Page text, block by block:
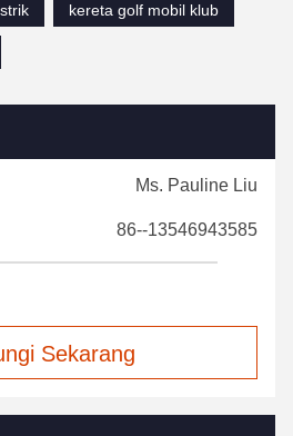
kereta golf mobil klub
Ms. Pauline Liu
86--13546943585
Sekarang